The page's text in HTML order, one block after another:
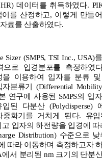
데이터를 취득하였다.
를 산정하고, 이렇게 만들
료를 산출하였다.
(SMPS, TSI Inc., USA)
로 입경분포를 측정하였다
이용하여 입자를 분류
분류기 (Differential
연구에 사용된 SMPS의 입
다분산 (Polydisperse)
화기를 거치게 된다. 유
입자의 하전량을 입경에 따
Distribution) 수준으로
따라 이동하며 측정하고자
서 분리된 nm 크기의 단분